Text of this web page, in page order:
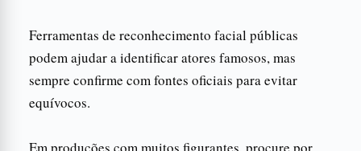
Ferramentas de reconhecimento facial públicas
podem ajudar a identificar atores famosos, mas
sempre confirme com fontes oficiais para evitar
equívocos.
Em produções com muitos figurantes, procure por